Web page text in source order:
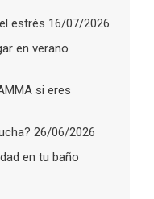
estrés 16/07/2026
en verano
si eres
26/06/2026
en tu baño